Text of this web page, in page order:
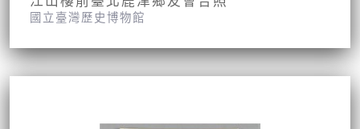
國立臺灣歷史博物館